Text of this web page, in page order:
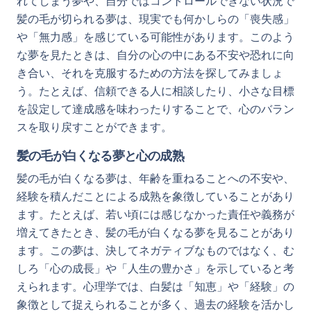
髪の毛が切られる夢は、現実でも何かしらの「喪失感」
や「無力感」を感じている可能性があります。このよう
な夢を見たときは、自分の心の中にある不安や恐れに向
き合い、それを克服するための方法を探してみましょ
う。たとえば、信頼できる人に相談したり、小さな目標
を設定して達成感を味わったりすることで、心のバラン
スを取り戻すことができます。
髪の毛が白くなる夢と心の成熟
髪の毛が白くなる夢は、年齢を重ねることへの不安や、
経験を積んだことによる成熟を象徴していることがあり
ます。たとえば、若い頃には感じなかった責任や義務が
増えてきたとき、髪の毛が白くなる夢を見ることがあり
ます。この夢は、決してネガティブなものではなく、む
しろ「心の成長」や「人生の豊かさ」を示していると考
えられます。心理学では、白髪は「知恵」や「経験」の
象徴として捉えられることが多く、過去の経験を活かし